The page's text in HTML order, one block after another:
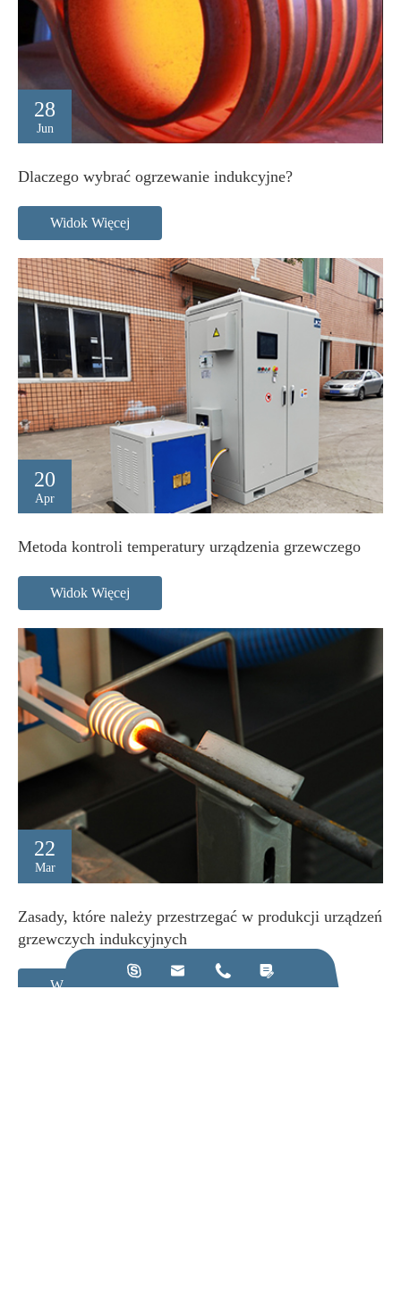
28
Jun
Dlaczego wybrać ogrzewanie indukcyjne?
Widok Więcej
20
Apr
Metoda kontroli temperatury urządzenia grzewczego
Widok Więcej
22
Mar
Zasady, które należy przestrzegać w produkcji urządzeń
grzewczych indukcyjnych
Widok Więcej
   